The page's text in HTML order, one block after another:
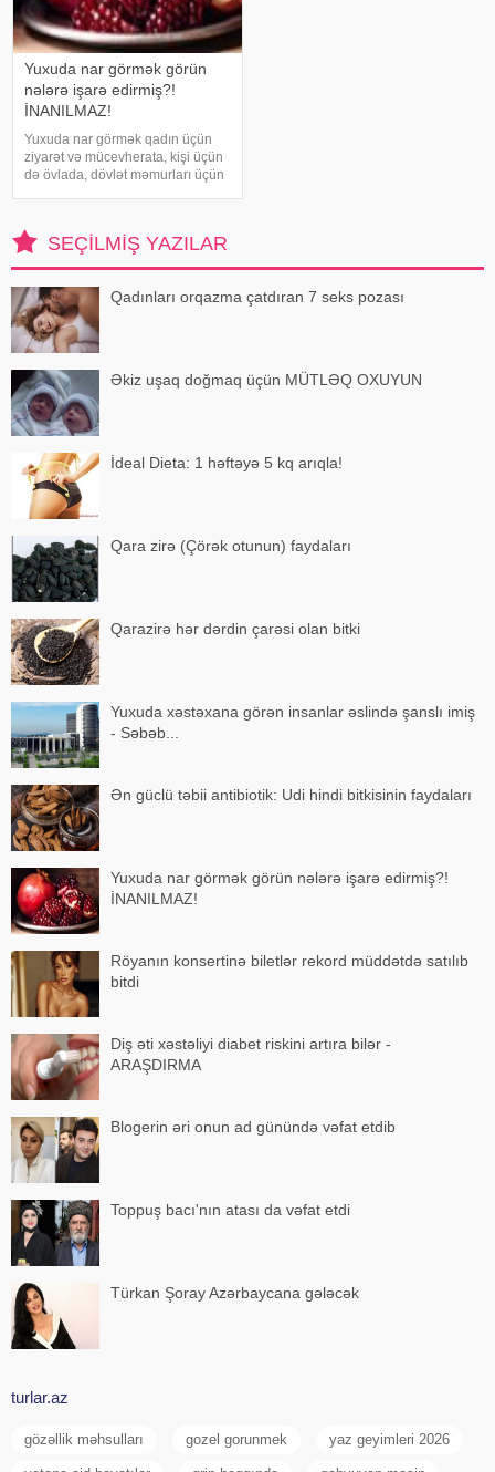
Yuxuda nar görmək görün
nələrə işarə edirmiş?!
İNANILMAZ!
Yuxuda nar görmək qadın üçün
ziyarət və mücevherata, kişi üçün
də övlada, dövlət məmurları üçün
bərəkətinə, tacir üçün çox quru,
xalq üçün yaxşı bir idarəy
SEÇILMIŞ YAZILAR
Qadınları orqazma çatdıran 7 seks pozası
Əkiz uşaq doğmaq üçün MÜTLƏQ OXUYUN
İdeal Dieta: 1 həftəyə 5 kq arıqla!
Qara zirə (Çörək otunun) faydaları
Qarazirə hər dərdin çarəsi olan bitki
Yuxuda xəstəxana görən insanlar əslində şanslı imiş
- Səbəb...
Ən güclü təbii antibiotik: Udi hindi bitkisinin faydaları
Yuxuda nar görmək görün nələrə işarə edirmiş?!
İNANILMAZ!
Röyanın konsertinə biletlər rekord müddətdə satılıb
bitdi
Diş əti xəstəliyi diabet riskini artıra bilər -
ARAŞDIRMA
Blogerin əri onun ad günündə vəfat etdib
Toppuş bacı'nın atası da vəfat etdi
Türkan Şoray Azərbaycana gələcək
turlar.az
gözəllik məhsulları gozel gorunmek yaz geyimleri 2026